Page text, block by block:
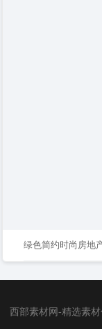
绿色简约时尚房地
西部素材网-精选素